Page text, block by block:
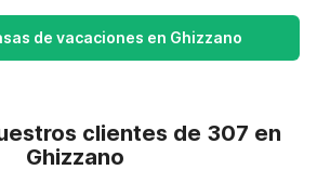
de vacaciones en Ghizzano
clientes de 307 en
Ghizzano